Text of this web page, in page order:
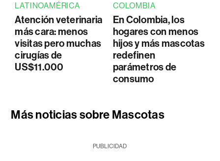
LATINOAMÉRICA
Atención veterinaria
más cara: menos
visitas pero muchas
cirugías de
US$11.000
COLOMBIA
En Colombia, los
hogares con menos
hijos y más mascotas
redefinen
parámetros de
consumo
Más noticias sobre Mascotas
PUBLICIDAD